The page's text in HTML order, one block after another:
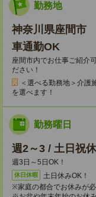
勤務地
神奈川県座間市
車通勤OK
座間市内でお仕事ご紹介
ださい！
＜選べる勤務地＞介
を選べます！
勤務曜日
週2～3 / 土日祝休
週3日～5日OK！
休日休暇
土日休みOK！
※家庭の都合でお休みが